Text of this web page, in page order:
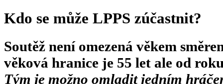
Kdo se může LPPS zúčastnit?
Soutěž není omezená věkem
věková hranice je 55 let ale od
Tým je možno omladit jedním